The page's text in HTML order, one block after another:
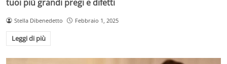
tuoi più grandi pregi e difetti
Stella Dibenedetto Febbraio 1, 2025
Leggi di più